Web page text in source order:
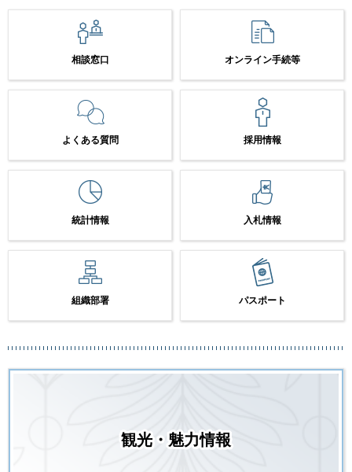
相談窓口 オンライン手続等
よくある質問 採用情報
統計情報 入札情報
組織部署 パスポート
観光・魅力情報